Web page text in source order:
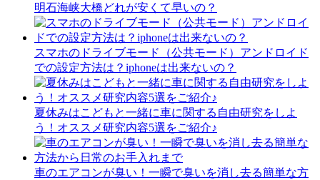
明石海峡大橋どれが安くて早いの？
スマホのドライブモード（公共モード）アンドロイド
での設定方法は？iphoneは出来ないの？
夏休みはこどもと一緒に車に関する自由研究をしよ
う！オススメ研究内容5選をご紹介♪
車のエアコンが臭い！一瞬で臭いを消し去る簡単な方